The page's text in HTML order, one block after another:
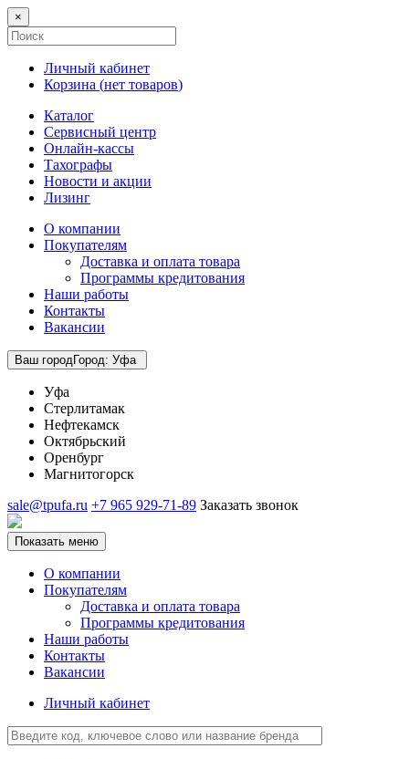
×
Личный кабинет
Корзина (нет товаров)
Каталог
Сервисный центр
Онлайн-кассы
Тахографы
Новости и акции
Лизинг
О компании
Покупателям
Доставка и оплата товара
Программы кредитования
Наши работы
Контакты
Вакансии
Ваш городГород: Уфа
Уфа
Стерлитамак
Нефтекамск
Октябрьский
Оренбург
Магнитогорск
sale@tpufa.ru +7 965 929-71-89 Заказать звонок
Показать меню
О компании
Покупателям
Доставка и оплата товара
Программы кредитования
Наши работы
Контакты
Вакансии
Личный кабинет